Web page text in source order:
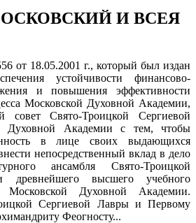
И ВСЕЯ
от 18.05.2001 г., который был издан
устойчивости финансово-
и повышения эффективности
Московской Духовной Академии,
совет Свято-Троицкой Сергиевой
Духовной Академии с тем, чтобы
в лице своих выдающихся
непосредственный вклад в дело
ансамбля Свято-Троицкой
высшего учебного
Духовной Академии.
Сергиевой Лавры и Первому
Феогносту...